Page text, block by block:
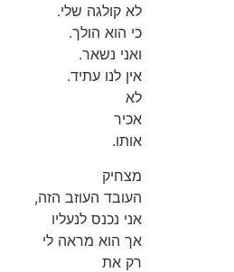
לא קולגה שלי.
כי הוא הולך.
ואני נשאר.
אין לנו עתיד.
לא
אכיר
אותו.
מצחיק
העובד העוזב הזה,
אני נכנס לנעליו
אך הוא מראה לי
רק את